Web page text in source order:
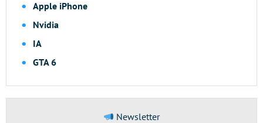
Apple iPhone
Nvidia
IA
GTA 6
Newsletter